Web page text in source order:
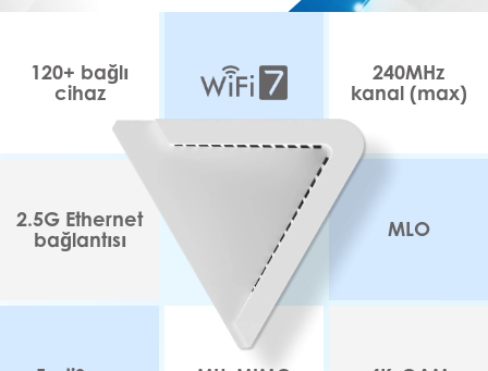
120+ bağlı
cihaz
240MHz
kanal (max)
2.5G Ethernet
bağlantısı
MLO